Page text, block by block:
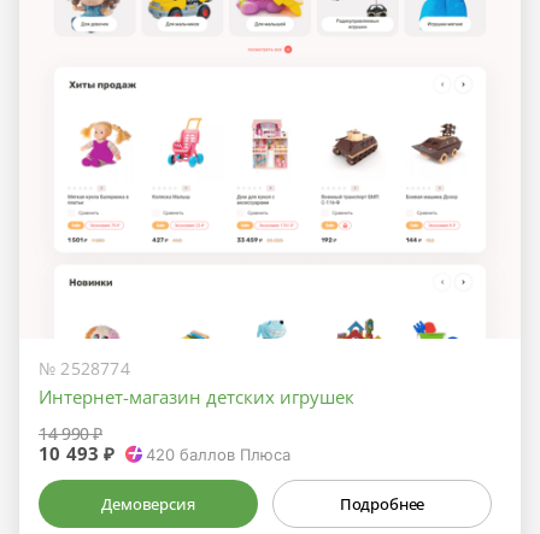
№ 2528774
Интернет-магазин детских игрушек
14 990 ₽
10 493 ₽ 420баллов Плюса
Демоверсия Подробнее